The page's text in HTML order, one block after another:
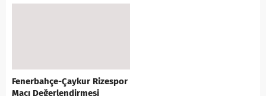
Fenerbahçe-Çaykur Rizespor
Maçı Değerlendirmesi